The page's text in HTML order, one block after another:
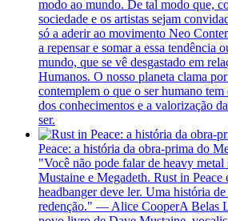
modo ao mundo. De tal modo que,
sociedade e os artistas sejam
só a aderir ao movimento Neo
a repensar e somar a essa tendência
mundo, que se vê desgastado em
Humanos. O nosso planeta clama
contemplem o que o ser humano
dos conhecimentos e a valorização
ser.
Peace: a história da obra-prima do
"Você não pode falar de heavy
Mustaine e Megadeth. Rust in
headbanger deve ler. Uma história
redenção." ― Alice CooperA Belas